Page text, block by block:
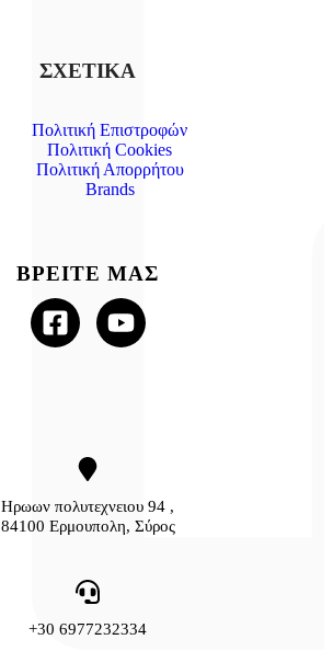
Ηρωων πολυτεχνειου 94 ,
84100 Ερμουπολη, Σύρος
+30 6977232334
ΣΧΕΤΙΚΑ
Πολιτική Επιστροφών
Πολιτική Cookies
Πολιτική Απορρήτου
Brands
ΒΡΕΙΤΕ ΜΑΣ